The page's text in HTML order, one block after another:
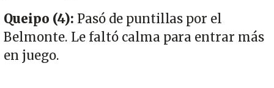
Queipo (4): Pasó de puntillas por el
Belmonte. Le faltó calma para entrar más
en juego.